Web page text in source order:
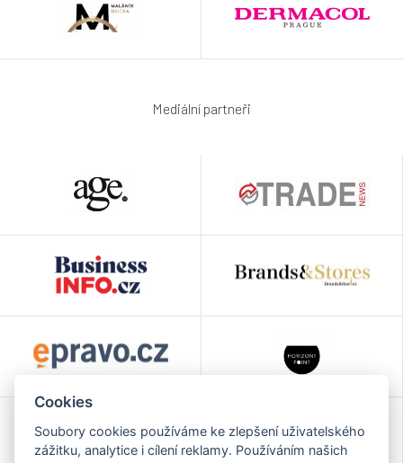
Mediální partneři
Cookies
Soubory cookies používáme ke zlepšení uživatelského
zážitku, analytice i cílení reklamy. Používáním našich